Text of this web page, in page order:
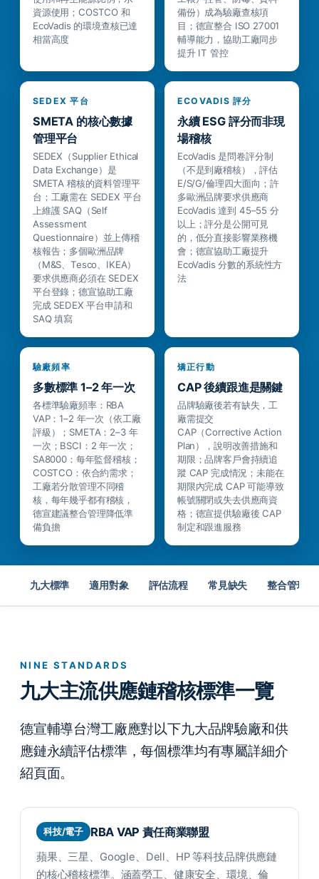
資源使用；COSTCO 和
EcoVadis 的環境查核已達
相當高度
備份）成為驗廠查核項
目；德宣整合 ISO 27001
輔導能力，協助工廠同步
提升 IT 管控
SEDEX 平台
SMETA 的核心數據
管理平台
SEDEX（Supplier Ethical
Data Exchange）是
SMETA 稽核的資料管理平
台；工廠需在 SEDEX 平台
上維護 SAQ（Self
Assessment
Questionnaire）並上傳稽
核報告；多個歐洲品牌
（M&S、Tesco、IKEA）
要求供應商必須在 SEDEX
平台登錄；德宣協助工廠
完成 SEDEX 平台申請和
SAQ 填寫
ECOVADIS 評分
永續 ESG 評分而非現
場稽核
EcoVadis 是問卷評分制
（不是到廠稽核），評估
E/S/G/倫理四大面向；許
多歐洲品牌要求供應商
EcoVadis 達到 45–55 分
以上；評分是公開可見
的，低分直接影響業務機
會；德宣協助工廠提升
EcoVadis 分數的系統性方
法
驗廠頻率
多數標準 1–2 年一次
各標準驗廠頻率：RBA
VAP：1–2 年一次（依工廠
評級）；SMETA：2–3 年
一次；BSCI：2 年一次；
SA8000：每年監督稽核；
COSTCO：依合約需求；
工廠若分散管理不同稽
核，每年幾乎都有稽核，
德宣建議整合管理降低準
備負擔
矯正行動
CAP 後續跟進是關鍵
品牌驗廠後若有缺失，工
廠需提交
CAP（Corrective Action
Plan），說明改善措施和
期限；品牌客戶會持續追
蹤 CAP 完成情況；未能在
期限內完成 CAP 可能導致
帳號關閉或失去供應商資
格；德宣提供驗廠後 CAP
制定和跟進服務
九大標準 適用對象 評估流程 常見缺失 整合管理
NINE STANDARDS
九大主流供應鏈稽核標準一覽
德宣輔導台灣工廠應對以下九大品牌驗廠和供
應鏈永續評估標準，每個標準均有專屬詳細介
紹頁面。
科技/電子 RBA VAP 責任商業聯盟
蘋果、三星、Google、Dell、HP 等科技品牌供應鏈
的核心稽核標準。涵蓋勞工、健康安全、環境、倫